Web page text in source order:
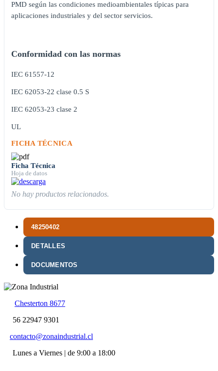
48250402
DETALLES
DOCUMENTOS
PMD según las condiciones medioambientales típicas para
aplicaciones industriales y del sector servicios.
Conformidad con las normas
IEC 61557-12
IEC 62053-22 clase 0.5 S
IEC 62053-23 clase 2
UL
FICHA TÉCNICA
Ficha Técnica
Hoja de datos
No hay productos relacionados.
Chesterton 8677
56 22947 9301
contacto@zonaindustrial.cl
Lunes a Viernes | de 9:00 a 18:00